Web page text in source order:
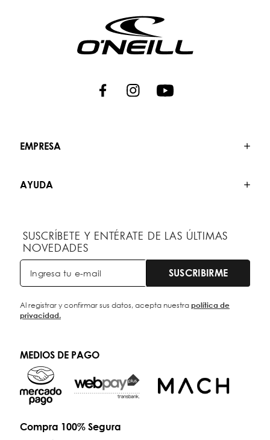
EMPRESA
AYUDA
SUSCRÍBETE Y ENTÉRATE DE LAS ÚLTIMAS
NOVEDADES
SUSCRIBIRME
Al registrar y confirmar sus datos, acepta nuestrapolítica de
privacidad.
MEDIOS DE PAGO
Compra 100% Segura